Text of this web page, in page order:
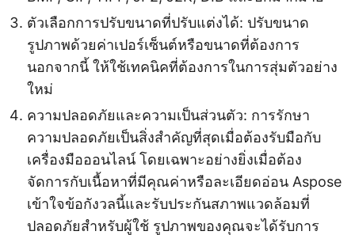
ตัวเลือกการปรับขนาดที่ปรับแต่งได้: ปรับขนาด
รูปภาพด้วยค่าเปอร์เซ็นต์หรือขนาดที่ต้องการ
นอกจากนี้ ให้ใช้เทคนิคที่ต้องการในการสุ่มตัวอย่าง
ใหม่
ความปลอดภัยและความเป็นส่วนตัว: การรักษา
ความปลอดภัยเป็นสิ่งสำคัญที่สุดเมื่อต้องรับมือกับ
เครื่องมือออนไลน์ โดยเฉพาะอย่างยิ่งเมื่อต้อง
จัดการกับเนื้อหาที่มีคุณค่าหรือละเอียดอ่อน Aspose
เข้าใจข้อกังวลนี้และรับประกันสภาพแวดล้อมที่
ปลอดภัยสำหรับผู้ใช้ รูปภาพของคุณจะได้รับการ